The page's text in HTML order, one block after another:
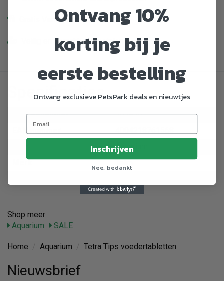
Gratis Verzending vanaf € 39,-
Veilig en gemakkelijk betalen
Specificaties
Artikelnummer
765950
EAN nummer
Aquarium
Merk
Tetra
Shop meer
Aquarium
SALE
Home Aquarium Tetra Tips voedertabletten
Nieuwsbrief
Ontvang 10%
korting bij je
eerste bestelling
Ontvang exclusieve PetsPark deals en nieuwtjes
Inschrijven
Nee, bedankt